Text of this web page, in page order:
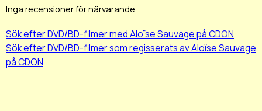
Inga recensioner för närvarande.
Sök efter DVD/BD-filmer med Aloïse Sauvage på CDON
Sök efter DVD/BD-filmer som regisserats av Aloïse Sauvage
på CDON